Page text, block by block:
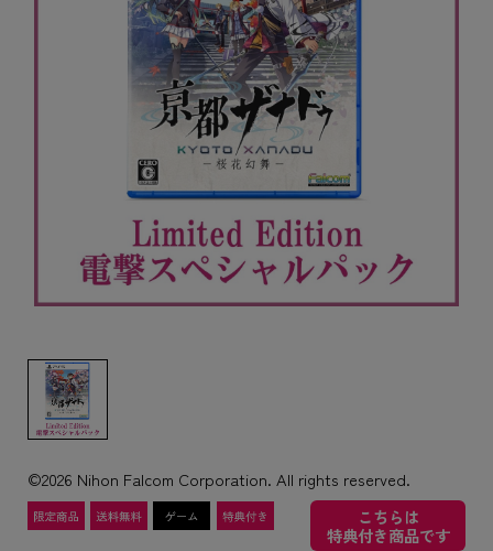
©2026 Nihon Falcom Corporation. All rights reserved.
こちらは
特典付き商品です